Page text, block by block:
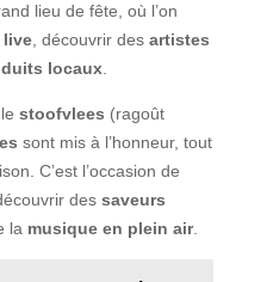
lieu de fête, où l’on
live, découvrir des artistes
locaux.
stoofvlees (ragoût
sont mis à l’honneur, tout
C’est l’occasion de
des saveurs
la musique en plein air.